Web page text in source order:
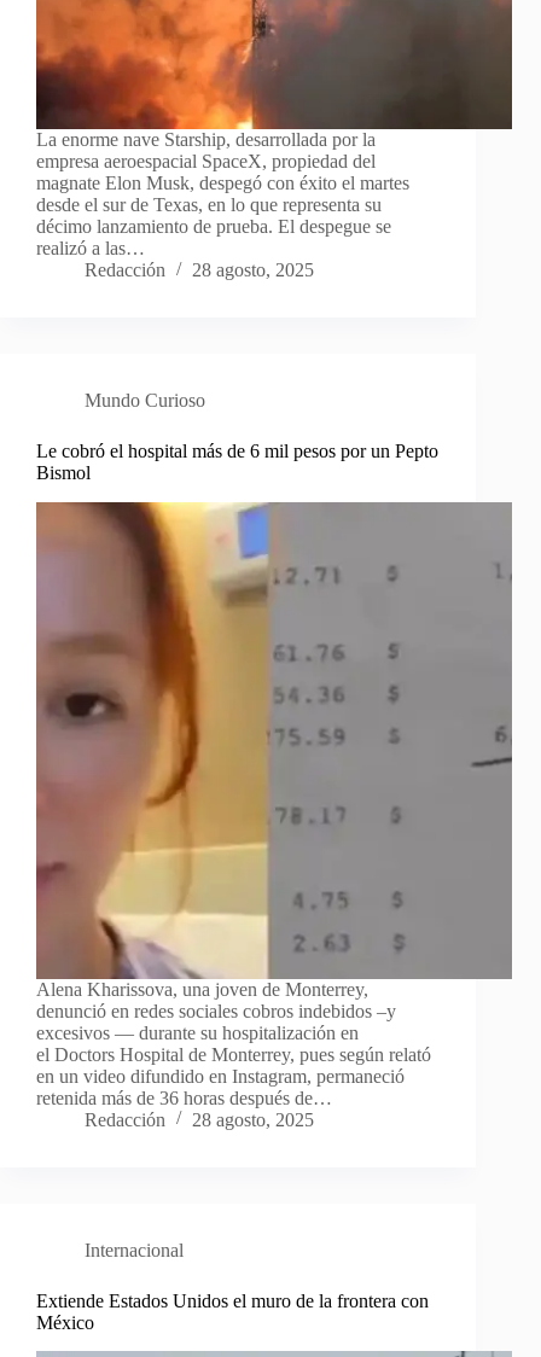
La enorme nave Starship, desarrollada por la
empresa aeroespacial SpaceX, propiedad del
magnate Elon Musk, despegó con éxito el martes
desde el sur de Texas, en lo que representa su
décimo lanzamiento de prueba. El despegue se
realizó a las…
Redacción
28 agosto, 2025
Mundo Curioso
Le cobró el hospital más de 6 mil pesos por un Pepto
Bismol
Alena Kharissova, una joven de Monterrey,
denunció en redes sociales cobros indebidos –y
excesivos — durante su hospitalización en
el Doctors Hospital de Monterrey, pues según relató
en un video difundido en Instagram, permaneció
retenida más de 36 horas después de…
Redacción
28 agosto, 2025
Internacional
Extiende Estados Unidos el muro de la frontera con
México